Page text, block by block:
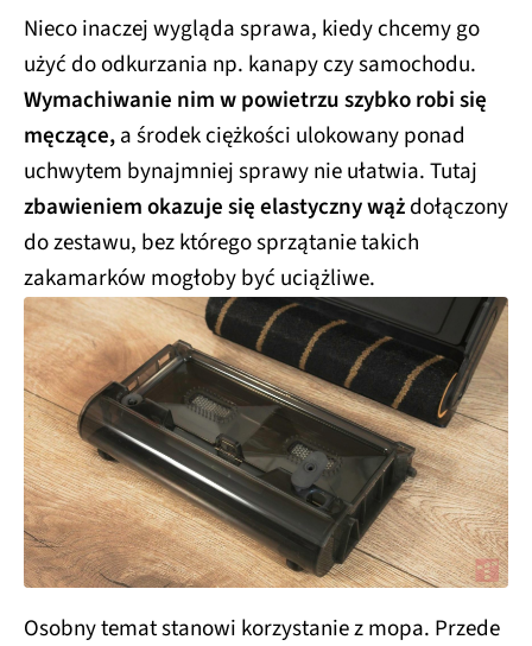
Nieco inaczej wygląda sprawa, kiedy chcemy go
użyć do odkurzania np. kanapy czy samochodu.
Wymachiwanie nim w powietrzu szybko robi się
męczące,a środek ciężkości ulokowany ponad
uchwytem bynajmniej sprawy nie ułatwia. Tutaj
zbawieniem okazuje się elastyczny wążdołączony
do zestawu, bez którego sprzątanie takich
zakamarków mogłoby być uciążliwe.
Osobny temat stanowi korzystanie z mopa. Przede